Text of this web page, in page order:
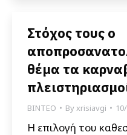
Στόχος τους ο
θέμα τα
ΒΙΝΤΕΟ Byxrisiavgi
Η επιλογή του